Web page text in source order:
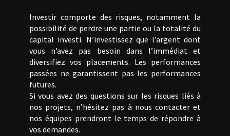
Investir comporte des risques, notamment la
possibilité de perdre une partie ou la totalité du
capital investi. N’investissez que l’argent dont
vous n’avez pas besoin dans l’immédiat et
diversifiez vos placements. Les performances
passées ne garantissent pas les performances
futures.
Si vous avez des questions sur les risques liés à
nos projets, n’hésitez pas à nous contacter et
nos équipes prendront le temps de répondre à
vos demandes.